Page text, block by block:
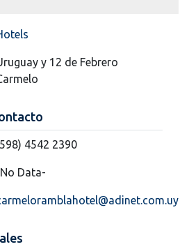
y 12 de Febrero
4542 2390
Data-